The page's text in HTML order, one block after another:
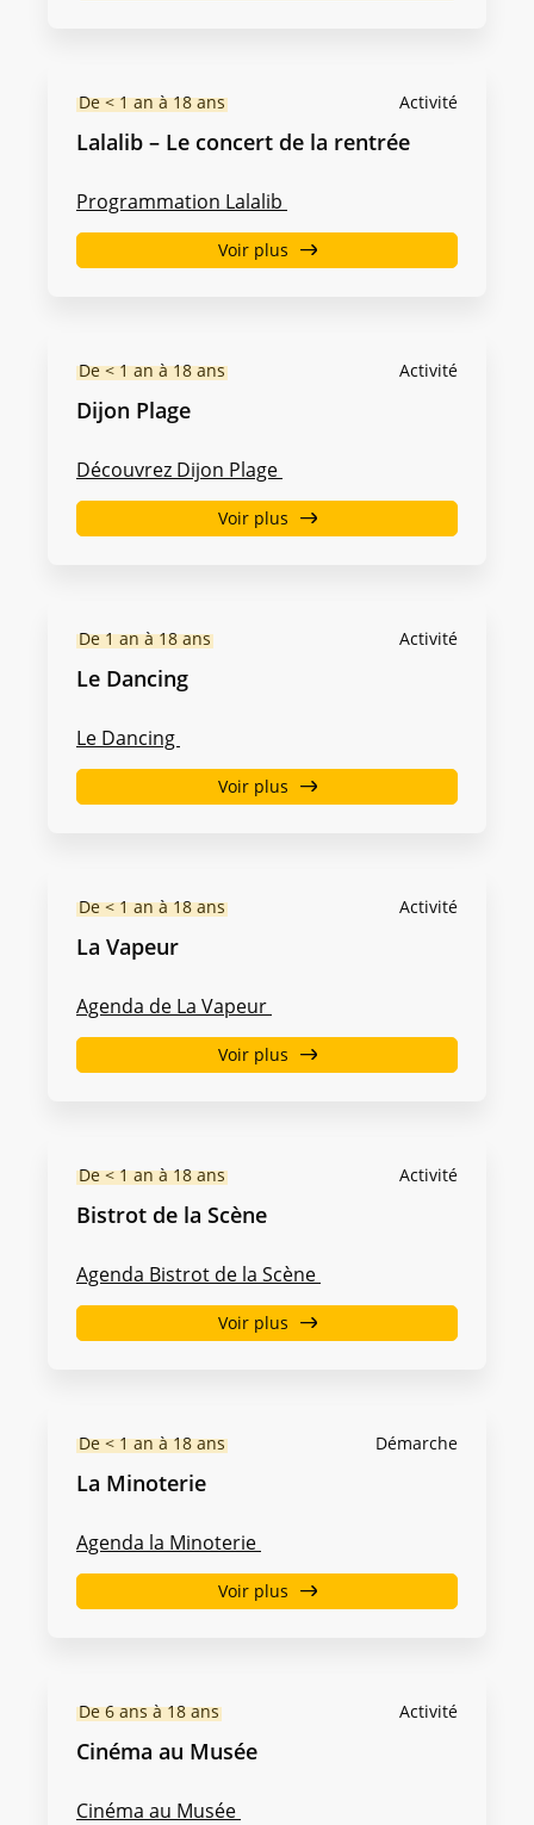
Activité
De < 1 an à 18 ans
Lalalib – Le concert de la rentrée
Programmation Lalalib
Voir plus
Activité
De < 1 an à 18 ans
Dijon Plage
Découvrez Dijon Plage
Voir plus
Activité
De 1 an à 18 ans
Le Dancing
Le Dancing
Voir plus
Activité
De < 1 an à 18 ans
La Vapeur
Agenda de La Vapeur
Voir plus
Activité
De < 1 an à 18 ans
Bistrot de la Scène
Agenda Bistrot de la Scène
Voir plus
Démarche
De < 1 an à 18 ans
La Minoterie
Agenda la Minoterie
Voir plus
Activité
De 6 ans à 18 ans
Cinéma au Musée
Cinéma au Musée